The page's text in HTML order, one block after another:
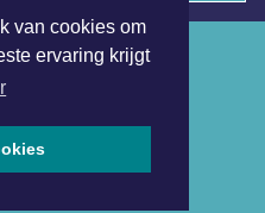
van cookies om
ervaring krijgt